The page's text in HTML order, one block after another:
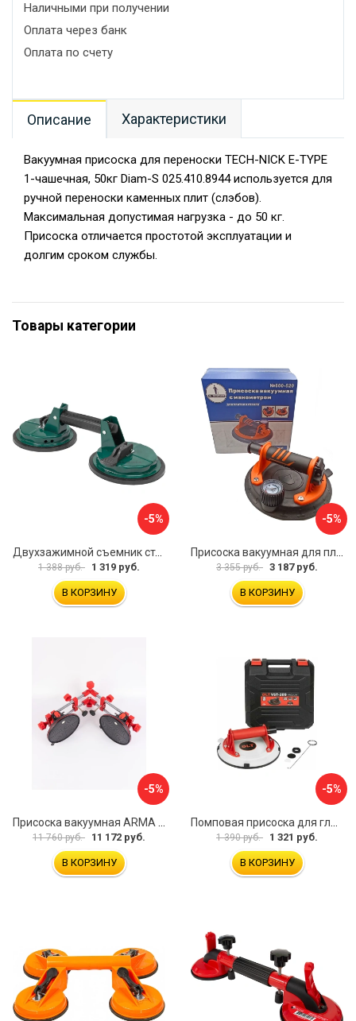
Наличными при получении
Оплата через банк
Оплата по счету
Описание Характеристики
Вакуумная присоска для переноски TECH-NICK E-TYPE
1-чашечная, 50кг Diam-S 025.410.8944 используется для
ручной переноски каменных плит (слэбов).
Максимальная допустимая нагрузка - до 50 кг.
Присоска отличается простотой эксплуатации и
долгим сроком службы.
Товары категории
-5%
Двухзажимной съемник стекол Rockforce RF-63404(18564)
1 388 руб. 1 319 руб.
В КОРЗИНУ
-5%
3 355 руб. 3 187 руб.
В КОРЗИНУ
-5%
Присоска вакуумная ARMA P625A
11 760 руб. 11 172 руб.
В КОРЗИНУ
-5%
Помповая присоска для гладкой и шероховатой плитки DLT VST-209 1114
1 390 руб. 1 321 руб.
В КОРЗИНУ